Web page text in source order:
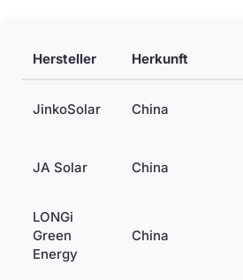
Hersteller Herkunft
JinkoSolar China
JA Solar China
LONGi
Green
Energy
China